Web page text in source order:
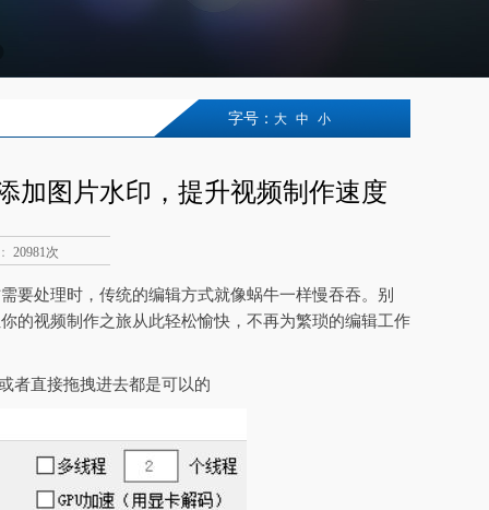
字号： 大 中 小
加图片水印，提升视频制作速度
20981次
要处理时，传统的编辑方式就像蜗牛一样慢吞吞。别
的视频制作之旅从此轻松愉快，不再为繁琐的编辑工作
者直接拖拽进去都是可以的